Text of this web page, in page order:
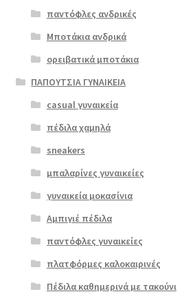
€59.00. είναι:
€47.00.
σελίδα
προϊόντος
παντόφλες ανδρικές
Μποτάκια ανδρικά
ορειβατικά μποτάκια
ΠΑΠΟΥΤΣΙΑ ΓΥΝΑΙΚΕΙΑ
casual γυναικεία
πέδιλα χαμηλά
sneakers
μπαλαρίνες γυναικείες
γυναικεία μοκασίνια
Αμπιγιέ πέδιλα
παντόφλες γυναικείες
πλατφόρμες καλοκαιρινές
Πέδιλα καθημερινά με τακούνι